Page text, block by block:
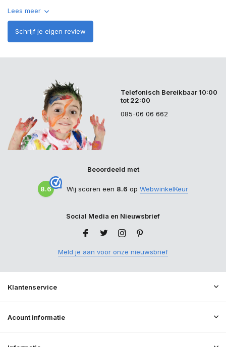
Lees meer
Schrijf je eigen review
Telefonisch Bereikbaar 10:00
tot 22:00
085-06 06 662
Beoordeeld met
8.6 Wij scoren een 8.6 op WebwinkelKeur
Social Media en Nieuwsbrief
Meld je aan voor onze nieuwsbrief
Klantenservice
Acount informatie